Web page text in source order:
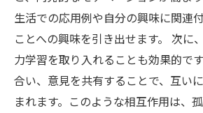
生活での応用例や自分の興味に関連
ことへの興味を引き出せます。 次に
力学習を取り入れることも効果的で
合い、意見を共有することで、互い
まれます。このような相互作用は、